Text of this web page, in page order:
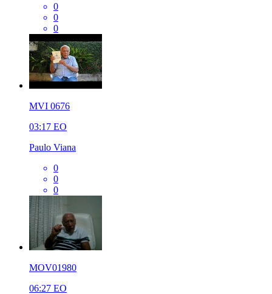
0
0
0
MVI 0676
03:17 EO
Paulo Viana
0
0
0
MOV01980
06:27 EO